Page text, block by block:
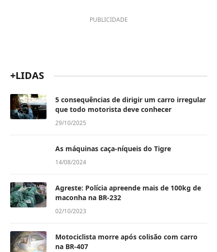
PUBLICIDADE
+LIDAS
5 consequências de dirigir um carro irregular
que todo motorista deve conhecer
29/10/2025
As máquinas caça-níqueis do Tigre
14/08/2024
Agreste: Polícia apreende mais de 100kg de
maconha na BR-232
02/10/2023
Motociclista morre após colisão com carro
na BR-407